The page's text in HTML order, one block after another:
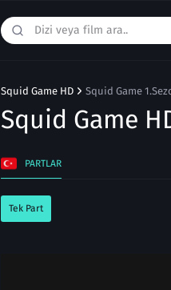
Squid Game HD Squid Game
Squid Game
PARTLAR
Tek Part